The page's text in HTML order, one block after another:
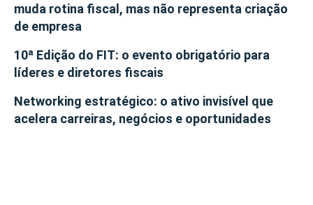
muda rotina fiscal, mas não representa criação
de empresa
10ª Edição do FIT: o evento obrigatório para
líderes e diretores fiscais
Networking estratégico: o ativo invisível que
acelera carreiras, negócios e oportunidades